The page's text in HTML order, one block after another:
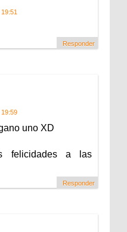
Responder
uno XD
felicidades a las
Responder